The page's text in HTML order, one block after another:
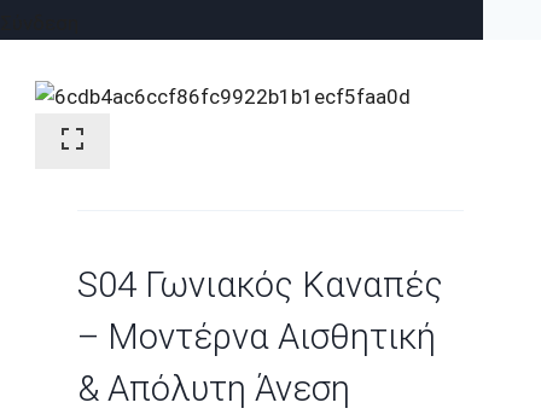
S04 Γωνιακός Καναπές
– Μοντέρνα Αισθητική
& Απόλυτη Άνεση